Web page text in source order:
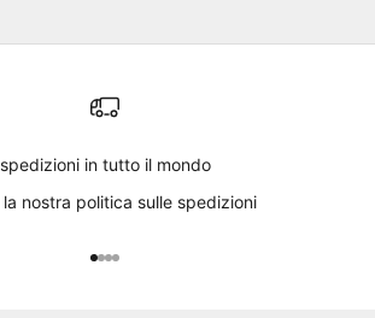
spedizioni in tutto il mondo
la nostra politica sulle spedizioni
Gehe zu Element 1
Gehe zu Element 2
Gehe zu Element 3
Gehe zu Element 4